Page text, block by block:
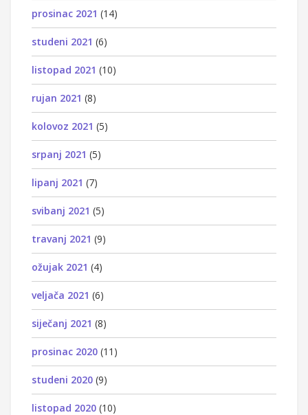
prosinac 2021 (14)
studeni 2021 (6)
listopad 2021 (10)
rujan 2021 (8)
kolovoz 2021 (5)
srpanj 2021 (5)
lipanj 2021 (7)
svibanj 2021 (5)
travanj 2021 (9)
ožujak 2021 (4)
veljača 2021 (6)
siječanj 2021 (8)
prosinac 2020 (11)
studeni 2020 (9)
listopad 2020 (10)